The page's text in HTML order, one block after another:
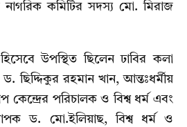
কমিটির সদস্য মো. মিরাজ
উপস্থিত ছিলেন ঢাবির কলা
ছিদ্দিকুর রহমান খান, আন্তঃধর্মীয়
কেন্দ্রের পরিচালক ও বিশ্ব ধর্ম এবং
ড. মো.ইলিয়াছ, বিশ্ব ধর্ম ও